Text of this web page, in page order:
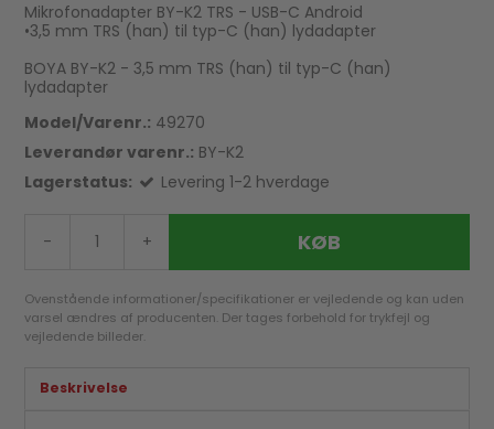
Mikrofonadapter BY-K2 TRS - USB-C Android
•3,5 mm TRS (han) til typ-C (han) lydadapter
BOYA BY-K2 - 3,5 mm TRS (han) til typ-C (han)
lydadapter
Model/Varenr.: 49270
Leverandør varenr.: BY-K2
Lagerstatus:
Levering 1-2 hverdage
- + KØB
Ovenstående informationer/specifikationer er vejledende og kan uden
varsel ændres af producenten. Der tages forbehold for trykfejl og
vejledende billeder.
Beskrivelse